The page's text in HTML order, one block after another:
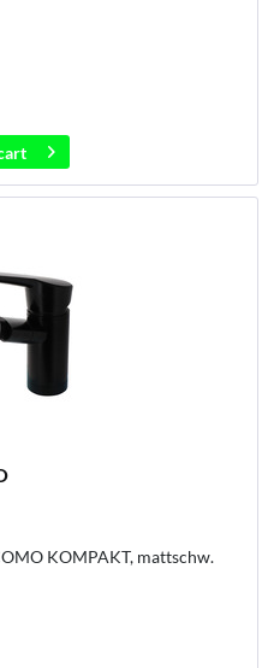
KOMPAKT, mattschw.